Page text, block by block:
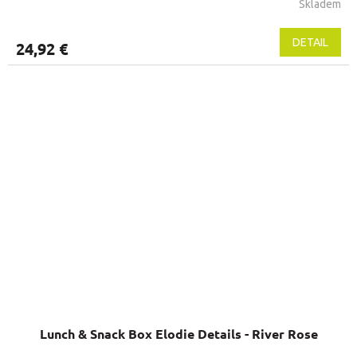
Skladem
24,92 € DETAIL
Lunch & Snack Box Elodie Details - River Rose